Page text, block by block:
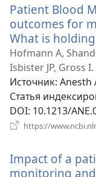
Patient Blood
outcomes for
What is
Hofmann A,
Isbister JP, Gross I.
Источник‎: Anesth
Статья
DOI‎: 10.1213/
https://
Impact of a
monitoring